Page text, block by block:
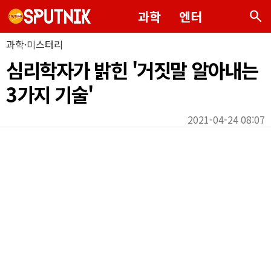
과학 엔터 search
과학·미스터리
심리학자가 밝힌 '거짓말 알아내는
3가지 기술'
2021-04-24 08:07